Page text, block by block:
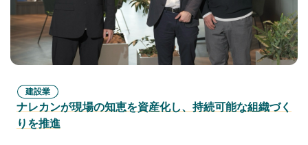
建設業
ナレカンが現場の知恵を資産化し、持続可能な組織づく
りを推進